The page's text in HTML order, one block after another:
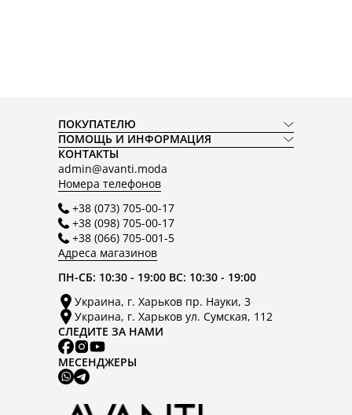
ПОКУПАТЕЛЮ
ПОМОЩЬ И ИНФОРМАЦИЯ
КОНТАКТЫ
admin@avanti.moda
Номера телефонов
+38 (073) 705-00-17
+38 (098) 705-00-17
+38 (066) 705-001-5
Адреса магазинов
ПН-СБ: 10:30 - 19:00 ВС: 10:30 - 19:00
Украина, г. Харьков пр. Науки, 3
Украина, г. Харьков ул. Сумская, 112
СЛЕДИТЕ ЗА НАМИ
МЕСЕНДЖЕРЫ